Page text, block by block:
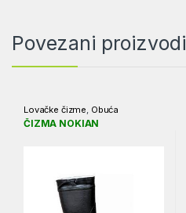
Povezani proizvodi
Lovačke čizme Obuća
ČIZMA NOKIAN